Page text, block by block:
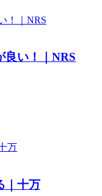
良い！｜NRS
｜十万